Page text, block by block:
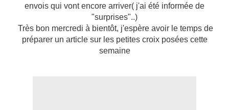
envois qui vont encore arriver( j'ai été informée de
"surprises"..)
Très bon mercredi à bientôt, j'espère avoir le temps de
préparer un article sur les petites croix posées cette
semaine